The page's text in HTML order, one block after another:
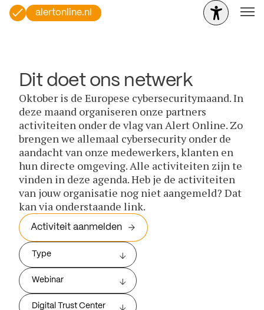
alertonline.nl
Dit doet ons netwerk
Oktober is de Europese cybersecuritymaand. In
deze maand organiseren onze partners
activiteiten onder de vlag van Alert Online. Zo
brengen we allemaal cybersecurity onder de
aandacht van onze medewerkers, klanten en
hun directe omgeving. Alle activiteiten zijn te
vinden in deze agenda. Heb je de activiteiten
van jouw organisatie nog niet aangemeld? Dat
kan via onderstaande link.
Activiteit aanmelden
Type
Webinar
Digital Trust Center